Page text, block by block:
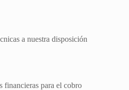
a nuestra disposición
financieras para el cobro